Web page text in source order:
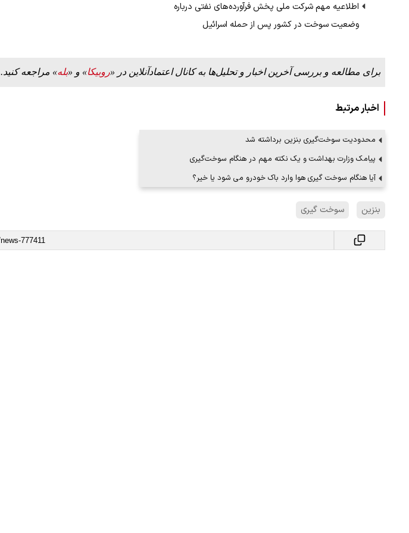
اطلاعیه مهم شرکت ملی پخش فرآورده‌های نفتی درباره
وضعیت سوخت‌ در کشور پس از حمله اسرائیل
برای مطالعه و بررسی آخرین اخبار و تحلیل‌ها به کانال اعتمادآنلاین در «روبیکا» و «بله» مراجعه کنید.
اخبار مرتبط
محدودیت سوخت‌گیری بنزین برداشته شد
پیامک وزارت بهداشت و یک نکته مهم در هنگام سوخت‌گیری
آیا هنگام سوخت گیری هوا وارد باک خودرو می شود یا خیر؟
بنزین سوخت گیری